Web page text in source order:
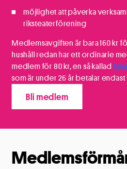
möjlighet att påverka
riksteaterförening
Medlemsavgiften är bara 160 kr
hushåll redan har ett ordinarie
medlem för 80 kr, en så kallad
som är under 26 år betalar endast
Bli medlem